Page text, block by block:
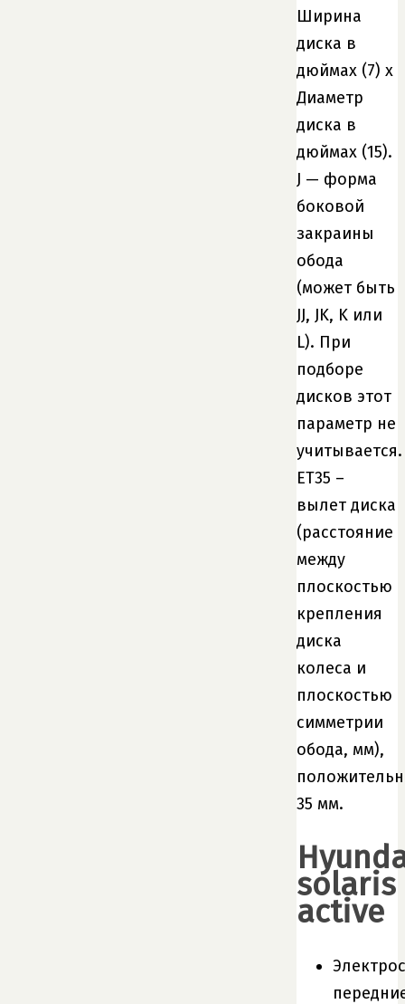
Ширина
диска в
дюймах (7) x
Диаметр
диска в
дюймах (15).
J — форма
боковой
закраины
обода
(может быть
JJ, JK, K или
L). При
подборе
дисков этот
параметр не
учитывается.
ET35 –
вылет диска
(расстояние
между
плоскостью
крепления
диска
колеса и
плоскостью
симметрии
обода, мм),
35 мм.
solaris
active